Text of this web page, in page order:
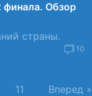
Обзор
страны.
10
11 Вперед »